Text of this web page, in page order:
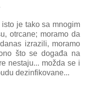
je tako sa mnogim
otrcane; moramo da
izrazili, moramo
što se događa na
nestaju... možda se i
dezinfikovane...